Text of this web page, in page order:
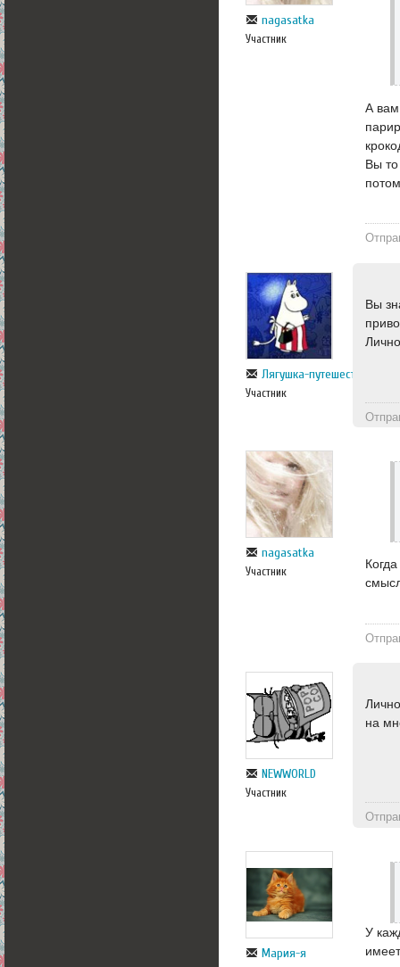
nagasatka
Участник
А
Вы
Лягушка-путешественница
Участник
Вы
nagasatka
Участник
NEWWORLD
Участник
на
Мария-я
У